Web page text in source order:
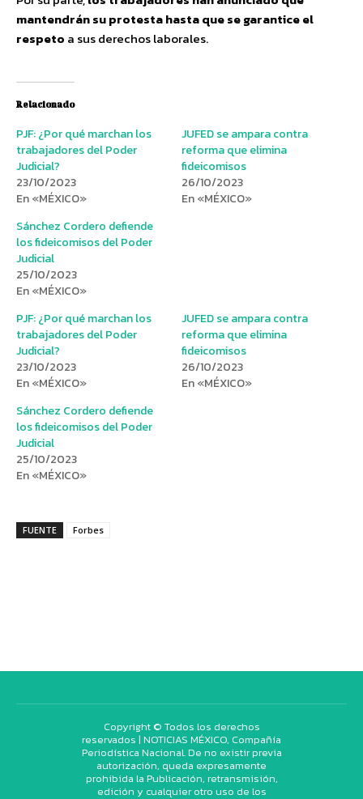
mantendrán su protesta hasta que se garantice el
respeto a sus derechos laborales.
Relacionado
PJF: ¿Por qué marchan los
trabajadores del Poder
Judicial?
23/10/2023
En «MÉXICO»
JUFED se ampara contra
reforma que elimina
fideicomisos
26/10/2023
En «MÉXICO»
Sánchez Cordero defiende
los fideicomisos del Poder
Judicial
25/10/2023
En «MÉXICO»
PJF: ¿Por qué marchan los
trabajadores del Poder
Judicial?
23/10/2023
En «MÉXICO»
JUFED se ampara contra
reforma que elimina
fideicomisos
26/10/2023
En «MÉXICO»
Sánchez Cordero defiende
los fideicomisos del Poder
Judicial
25/10/2023
En «MÉXICO»
FUENTE Forbes
Copyright © Todos los derechos
reservados | NOTICIAS MÉXICO, Compañía
Periodística Nacional. De no existir previa
autorización, queda expresamente
prohibida la Publicación, retransmisión,
edición y cualquier otro uso de los